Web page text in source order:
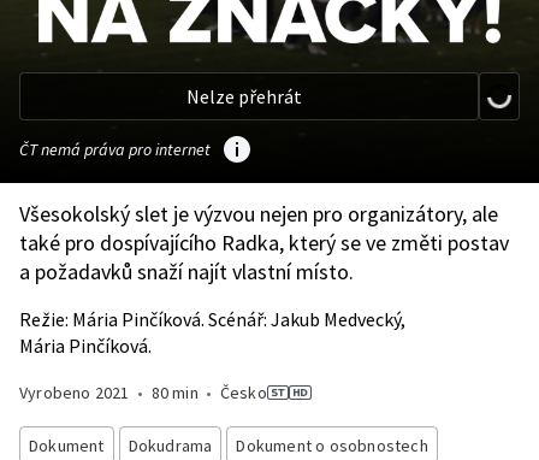
Nelze přehrát
ČT nemá práva pro internet
Všesokolský slet je výzvou nejen pro organizátory, ale
také pro dospívajícího Radka, který se ve změti postav
a požadavků snaží najít vlastní místo.
Režie: Mária Pinčíková. Scénář: Jakub Medvecký,
Mária Pinčíková.
Vyrobeno 2021 • 80 min • Česko
Dokument Dokudrama
Dokument o osobnostech